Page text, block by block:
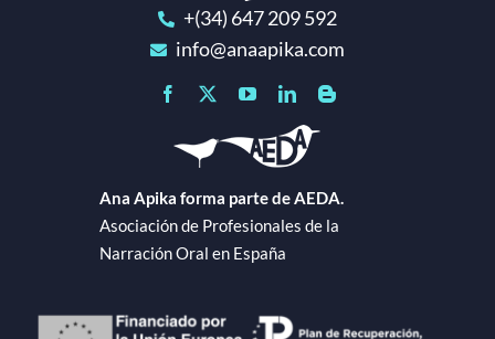
+(34) 647 209 592
info@anaapika.com
Ana Apika forma parte de AEDA.
Asociación de Profesionales de la
Narración Oral en España